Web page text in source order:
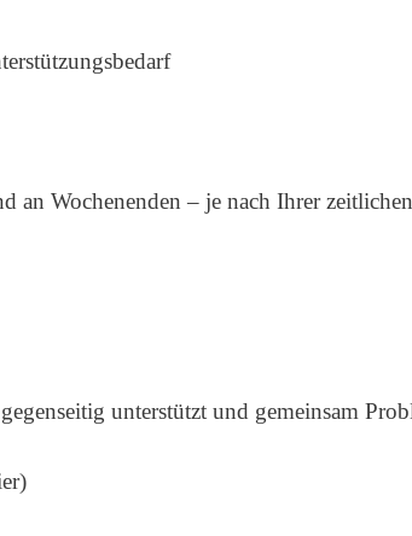
an Wochenenden – je nach Ihrer
unterstützt und gemeinsam